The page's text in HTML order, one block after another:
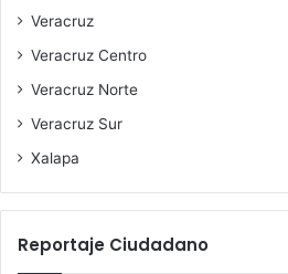
Veracruz
Veracruz Centro
Veracruz Norte
Veracruz Sur
Xalapa
Reportaje Ciudadano